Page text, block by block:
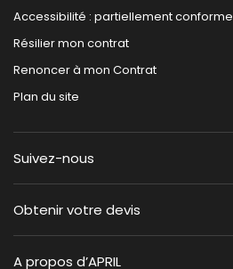
Accessibilité : partiellement conforme
Résilier mon contrat
Renoncer à mon Contrat
Plan du site
Suivez-nous
Obtenir votre devis
A propos d’APRIL